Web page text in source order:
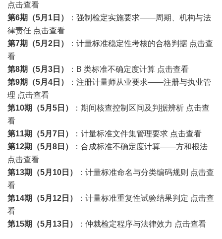
点击查看
第6期（5月1日）
：强制检定实施要求——周期、机构与法
律责任 点击查看
第7期（5月2日）
：计量标准稳定性考核的合格判据 点击查
看
第8期（5月3日）
：B 类标准不确定度计算 点击查看
第9期（5月4日）
：注册计量师从业要求——注册与执业管
理 点击查看
第10期（5月5日）
：期间核查控制区间及判据辨析 点击查
看
第11期（5月7日）
：计量标准文件集管理要求 点击查看
第12期（5月8日）
：合成标准不确定度计算——方和根法
点击查看
第13期（5月10日）
：计量标准命名与分类编码规则 点击查
看
第14期（5月12日）
：计量标准重复性试验结果判定 点击查
看
第15期（5月13日）
：仲裁检定程序与法律效力 点击查看